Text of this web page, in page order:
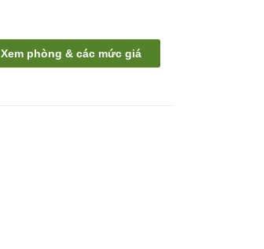
Xem phòng & các mức giá